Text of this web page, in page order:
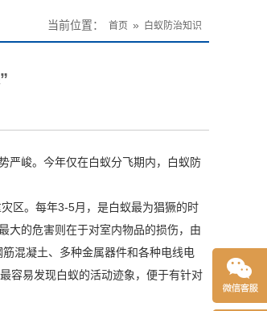
当前位置： 首页 » 白蚁防治知识
严峻。今年仅在白蚁分飞期内，白蚁防
区。每年3-5月，是白蚁最为猖獗的时
大的危害则在于对室内物品的损伤，由
混凝土、多种金属器件和各种电线电
容易发现白蚁的活动迹象，便于有针对